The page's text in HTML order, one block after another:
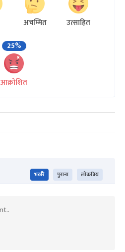
अचम्मित
उत्साहित
25%
आक्रोशित
भर्खरै पुराना लोकप्रिय